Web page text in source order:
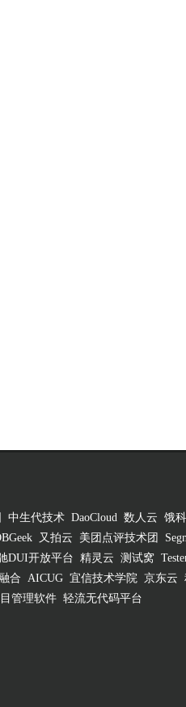
中生代技术 DaoCloud 数人云 饿
又拍云 美团点评技术团
DUI开放平台 精灵云 测试窝
合 AICUG 宜信技术学院 京东云
管理软件 轻流无代码平台